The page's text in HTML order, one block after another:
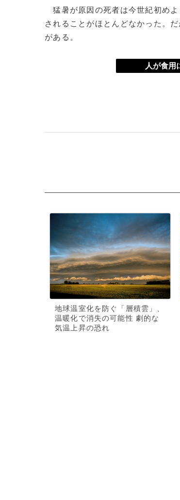
猛暑が原因の死者は今世紀初めよ
されることがほとんどなかった。
がある。
人が食用
地球温室化を防ぐ「層積雲」、
温暖化で消失の可能性 劇的な
気温上昇の恐れ